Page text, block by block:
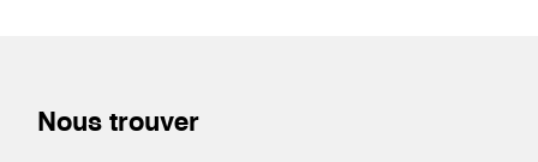
Nous trouver